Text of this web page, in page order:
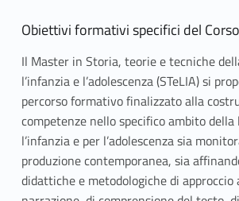
Obiettivi formativi specifici del Corso
Il Master in Storia, teorie e tecniche
l’infanzia e l’adolescenza (STeLIA) si
percorso formativo finalizzato alla
competenze nello specifico ambito
l’infanzia e per l’adolescenza sia
produzione contemporanea, sia
didattiche e metodologiche di approccio